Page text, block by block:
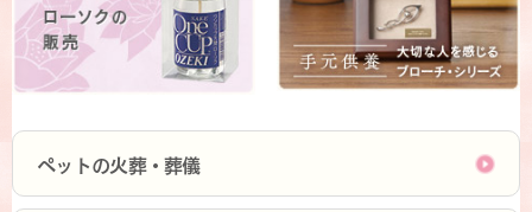
ペットの火葬・葬儀